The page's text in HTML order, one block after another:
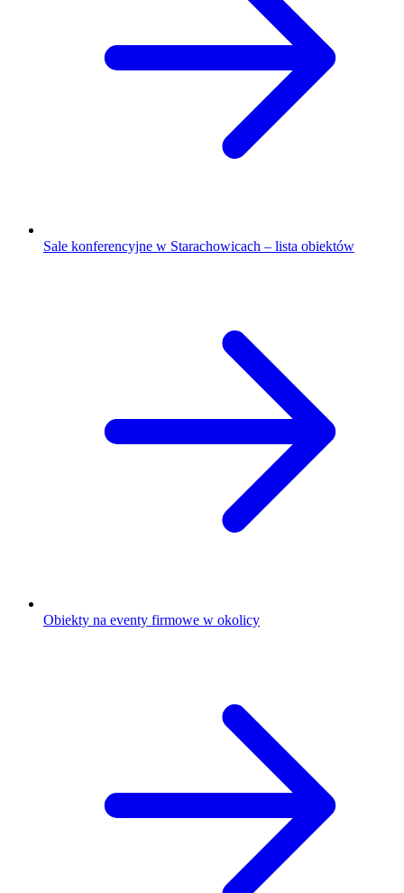
Sale konferencyjne w Starachowicach – lista obiektów
Obiekty na eventy firmowe w okolicy